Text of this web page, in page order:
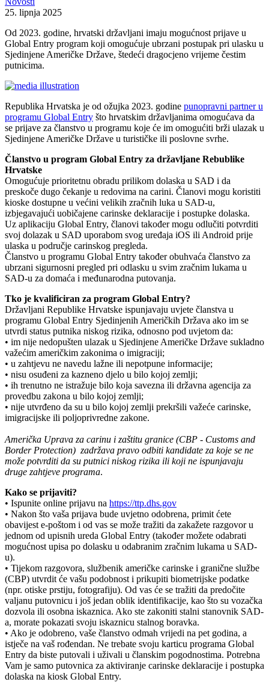
25. lipnja 2025
Od 2023. godine, hrvatski državljani imaju mogućnost prijave u
Global Entry program koji omogućuje ubrzani postupak pri ulasku u
Sjedinjene Američke Države, štedeći dragocjeno vrijeme čestim
putnicima.
Republika Hrvatska je od ožujka 2023. godine punopravni partner u
programu Global Entry što hrvatskim državljanima omogućava da
se prijave za članstvo u programu koje će im omogućiti brži ulazak u
Sjedinjene Američke Države u turističke ili poslovne svrhe.
Članstvo u program Global Entry za državljane Rebublike
Hrvatske
Omogućuje prioritetnu obradu prilikom dolaska u SAD i da
preskoče dugo čekanje u redovima na carini. Članovi mogu koristiti
kioske dostupne u većini velikih zračnih luka u SAD-u,
izbjegavajući uobičajene carinske deklaracije i postupke dolaska.
Uz aplikaciju Global Entry, članovi također mogu odlučiti potvrditi
svoj dolazak u SAD uporabom svog uređaja iOS ili Android prije
ulaska u područje carinskog pregleda.
Članstvo u programu Global Entry također obuhvaća članstvo za
ubrzani sigurnosni pregled pri odlasku u svim zračnim lukama u
SAD-u za domaća i međunarodna putovanja.
Tko je kvalificiran za program Global Entry?
Državljani Republike Hrvatske ispunjavaju uvjete članstva u
programu Global Entry Sjedinjenih Američkih Država ako im se
utvrdi status putnika niskog rizika, odnosno pod uvjetom da:
• im nije nedopušten ulazak u Sjedinjene Američke Države sukladno
važećim američkim zakonima o imigraciji;
• u zahtjevu ne navedu lažne ili nepotpune informacije;
• nisu osuđeni za kazneno djelo u bilo kojoj zemlji;
• ih trenutno ne istražuje bilo koja savezna ili državna agencija za
provedbu zakona u bilo kojoj zemlji;
• nije utvrđeno da su u bilo kojoj zemlji prekršili važeće carinske,
imigracijske ili poljoprivredne zakone.
Američka Uprava za carinu i zaštitu granice (CBP - Customs and
Border Protection) zadržava pravo odbiti kandidate za koje se ne
može potvrditi da su putnici niskog rizika ili koji ne ispunjavaju
druge zahtjeve programa.
Kako se prijaviti?
• Ispunite online prijavu na https://ttp.dhs.gov
• Nakon što vaša prijava bude uvjetno odobrena, primit ćete
obavijest e-poštom i od vas se može tražiti da zakažete razgovor u
jednom od upisnih ureda Global Entry (također možete odabrati
mogućnost upisa po dolasku u odabranim zračnim lukama u SAD-
u).
• Tijekom razgovora, službenik američke carinske i granične službe
(CBP) utvrdit će vašu podobnost i prikupiti biometrijske podatke
(npr. otiske prstiju, fotografiju). Od vas će se tražiti da predočite
valjanu putovnicu i još jedan oblik identifikacije, kao što su vozačka
dozvola ili osobna iskaznica. Ako ste zakoniti stalni stanovnik SAD-
a, morate pokazati svoju iskaznicu stalnog boravka.
• Ako je odobreno, vaše članstvo odmah vrijedi na pet godina, a
istječe na vaš rođendan. Ne trebate svoju karticu programa Global
Entry da biste putovali i uživali u članskim pogodnostima. Potrebna
Vam je samo putovnica za aktiviranje carinske deklaracije i postupka
dolaska na kiosk Global Entry.